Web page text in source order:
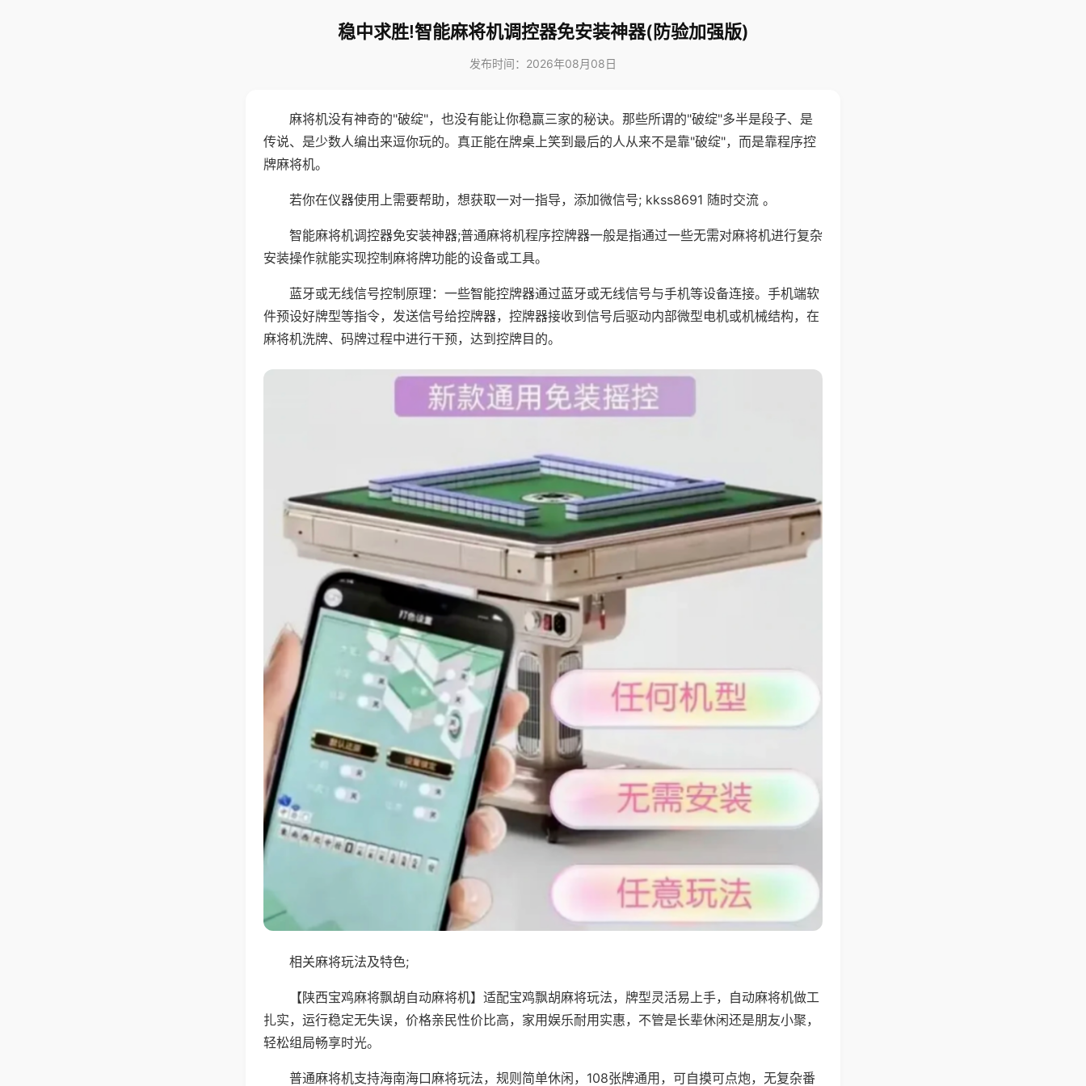
稳中求胜!智能麻将机调控器免安装神器(防验加强版)
发布时间：2026年08月08日
麻将机没有神奇的"破绽"，也没有能让你稳赢三家的秘诀。那些所谓的"破绽"多半是段子、是
传说、是少数人编出来逗你玩的。真正能在牌桌上笑到最后的人从来不是靠"破绽"，而是靠程序控
牌麻将机。
若你在仪器使用上需要帮助，想获取一对一指导，添加微信号; kkss8691 随时交流 。
智能麻将机调控器免安装神器;普通麻将机程序控牌器一般是指通过一些无需对麻将机进行复杂
安装操作就能实现控制麻将牌功能的设备或工具。
蓝牙或无线信号控制原理：一些智能控牌器通过蓝牙或无线信号与手机等设备连接。手机端软
件预设好牌型等指令，发送信号给控牌器，控牌器接收到信号后驱动内部微型电机或机械结构，在
麻将机洗牌、码牌过程中进行干预，达到控牌目的。
相关麻将玩法及特色;
【陕西宝鸡麻将飘胡自动麻将机】适配宝鸡飘胡麻将玩法，牌型灵活易上手，自动麻将机做工
扎实，运行稳定无失误，价格亲民性价比高，家用娱乐耐用实惠，不管是长辈休闲还是朋友小聚，
轻松组局畅享时光。
普通麻将机支持海南海口麻将玩法，规则简单休闲，108张牌通用，可自摸可点炮，无复杂番